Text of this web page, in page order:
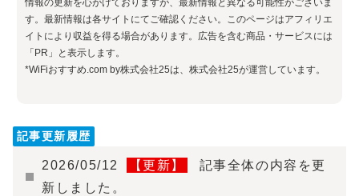
情報の更新を心がけておりますが、最新情報と異なる可能性がございま
す。最新情報は各サイトにてご確認ください。このページはアフィリエ
イトにより収益を得る場合があります。広告を含む商品・サービスには
「PR」と表示します。
*WiFiおすすめ.com by株式会社25は、株式会社25が運営しています。
記事更新履歴
2026/05/12 【更新】
記事全体の内容を更
新しました。